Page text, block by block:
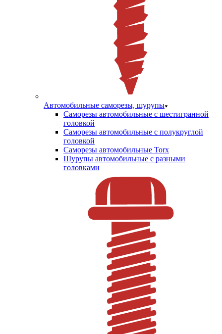
Автомобильные саморезы, шурупы
Саморезы автомобильные с шестигранной
головкой
Саморезы автомобильные с полукруглой
головкой
Саморезы автомобильные Torx
Шурупы автомобильные с разными
головками